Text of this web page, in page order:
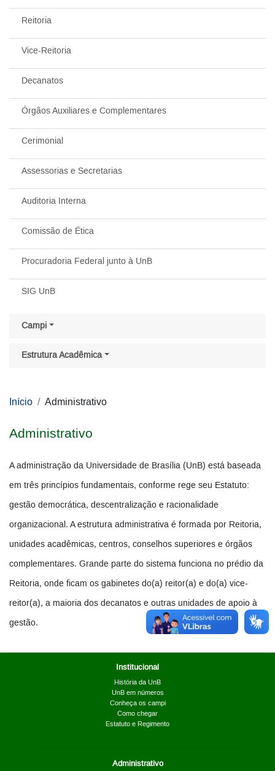
Reitoria
Vice-Reitoria
Decanatos
Órgãos Auxiliares e Complementares
Cerimonial
Assessorias e Secretarias
Auditoria Interna
Comissão de Ética
Procuradoria Federal junto à UnB
SIG UnB
Campi
Estrutura Acadêmica
Início Administrativo
Administrativo
A administração da Universidade de Brasília (UnB) está baseada
em três princípios fundamentais, conforme rege seu Estatuto:
gestão democrática, descentralização e racionalidade
organizacional. A estrutura administrativa é formada por Reitoria,
unidades acadêmicas, centros, conselhos superiores e órgãos
complementares. Grande parte do sistema funciona no prédio da
Reitoria, onde ficam os gabinetes do(a) reitor(a) e do(a) vice-
reitor(a), a maioria dos decanatos e outras unidades de apoio à
gestão.
Institucional
História da UnB
UnB em números
Conheça os campi
Como chegar
Estatuto e Regimento
Administrativo